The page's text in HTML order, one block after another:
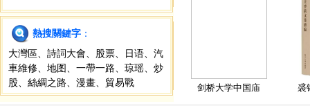
熱搜關鍵字 ：
大灣區
詩詞大會 股票 日语
汽
車維修
地图 一帶一路 琼瑶
炒
股
絲綢之路 漫畫 貿易戰 剑桥大学中国庙 裘